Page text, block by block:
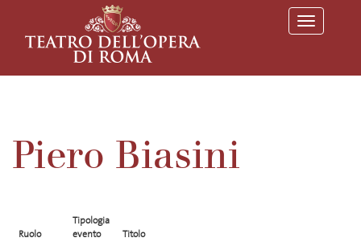
T
o
l
Piero Biasini
Ruolo
Tipologia
evento
Titolo